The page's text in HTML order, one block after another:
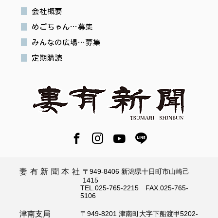
会社概要
めごちゃん…募集
みんなの広場…募集
定期購読
妻有新聞本社 〒949-8406 新潟県十日町市山崎己
1415
TEL.025-765-2215 FAX.025-765-
5106
津南支局 〒949-8201 津南町大字下船渡甲5202-